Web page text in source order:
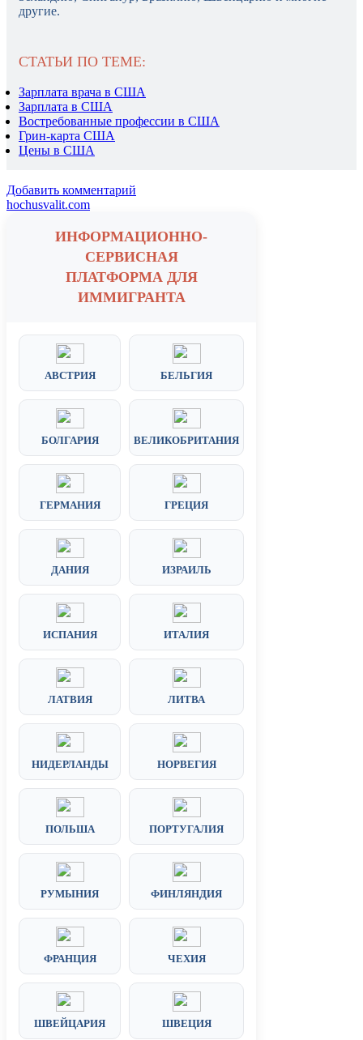
другие.
СТАТЬИ ПО ТЕМЕ:
Зарплата врача в США
Зарплата в США
Востребованные профессии в США
Грин-карта США
Цены в США
Добавить комментарий
hochusvalit.com
ИНФОРМАЦИОННО-
СЕРВИСНАЯ
ПЛАТФОРМА ДЛЯ
ИММИГРАНТА
АВСТРИЯ БЕЛЬГИЯ
БОЛГАРИЯ ВЕЛИКОБРИТАНИЯ
ГЕРМАНИЯ ГРЕЦИЯ
ДАНИЯ ИЗРАИЛЬ
ИСПАНИЯ ИТАЛИЯ
ЛАТВИЯ ЛИТВА
НИДЕРЛАНДЫ НОРВЕГИЯ
ПОЛЬША ПОРТУГАЛИЯ
РУМЫНИЯ ФИНЛЯНДИЯ
ФРАНЦИЯ ЧЕХИЯ
ШВЕЙЦАРИЯ ШВЕЦИЯ